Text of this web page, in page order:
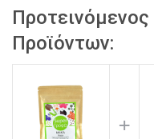
Προϊόντων:
+